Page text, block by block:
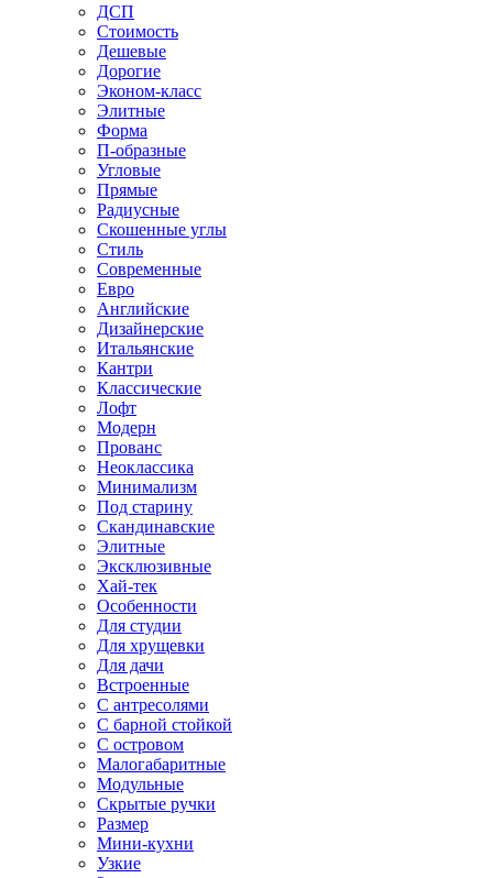
ДСП
Стоимость
Дешевые
Дорогие
Эконом-класс
Элитные
Форма
П-образные
Угловые
Прямые
Радиусные
Скошенные углы
Стиль
Современные
Евро
Английские
Дизайнерские
Итальянские
Кантри
Классические
Лофт
Модерн
Прованс
Неоклассика
Минимализм
Под старину
Скандинавские
Элитные
Эксклюзивные
Хай-тек
Особенности
Для студии
Для хрущевки
Для дачи
Встроенные
С антресолями
С барной стойкой
С островом
Малогабаритные
Модульные
Скрытые ручки
Размер
Мини-кухни
Узкие